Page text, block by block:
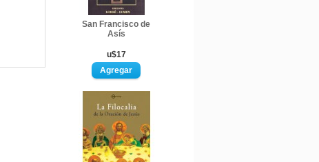
San Francisco de
Asís
u$17